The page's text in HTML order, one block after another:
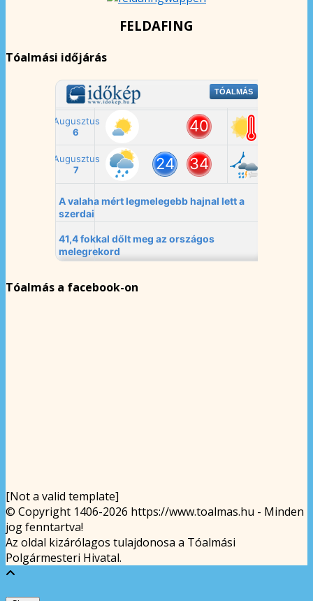
FELDAFING
Tóalmási időjárás
Tóalmás a facebook-on
[Not a valid template]
© Copyright 1406-2026 https://www.toalmas.hu - Minden
jog fenntartva!
Az oldal kizárólagos tulajdonosa a Tóalmási
Polgármesteri Hivatal.